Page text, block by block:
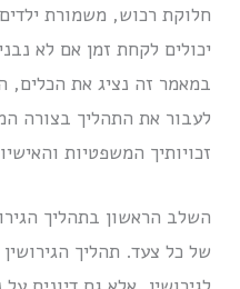
חלוקת רכוש, משמורת
יכולים לקחת זמן אם לא
במאמר זה נציג את הכלים,
לעבור את התהליך בצורה
זכויותיך המשפטיות
השלב הראשון בתהליך
של כל צעד. תהליך